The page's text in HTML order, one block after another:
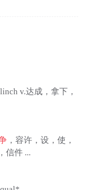
v.达成，拿下，
，容许，设，使，
信件 ...